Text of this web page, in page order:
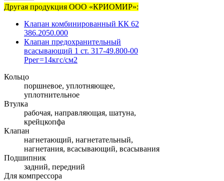
Другая продукция ООО «КРИОМИР»:
Клапан комбинированный КК 62
386.2050.000
Клапан предохранительный
всасывающий 1 ст. 317-49.800-00
Ррег=14кгс/см2
Кольцо
поршневое, уплотняющее,
уплотнительное
Втулка
рабочая, направляющая, шатуна,
крейцкопфа
Клапан
нагнетающий, нагнетательный,
нагнетания, всасывающий, всасывания
Подшипник
задний, передний
Для компрессора